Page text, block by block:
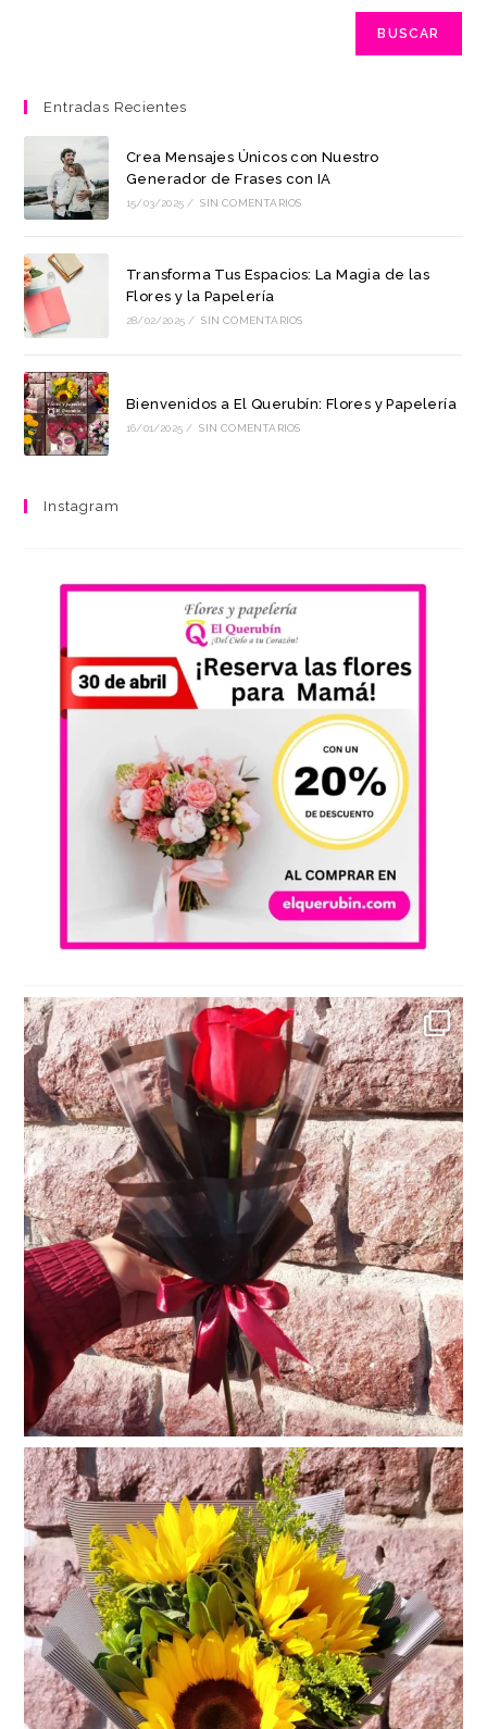
BUSCAR
Entradas Recientes
Crea Mensajes Únicos con Nuestro
Generador de Frases con IA
15/03/2025 / SIN COMENTARIOS
Transforma Tus Espacios: La Magia de las
Flores y la Papelería
28/02/2025 / SIN COMENTARIOS
Bienvenidos a El Querubín: Flores y Papelería
16/01/2025 / SIN COMENTARIOS
Instagram